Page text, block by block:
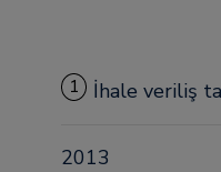
1 İhale veriliş
2013